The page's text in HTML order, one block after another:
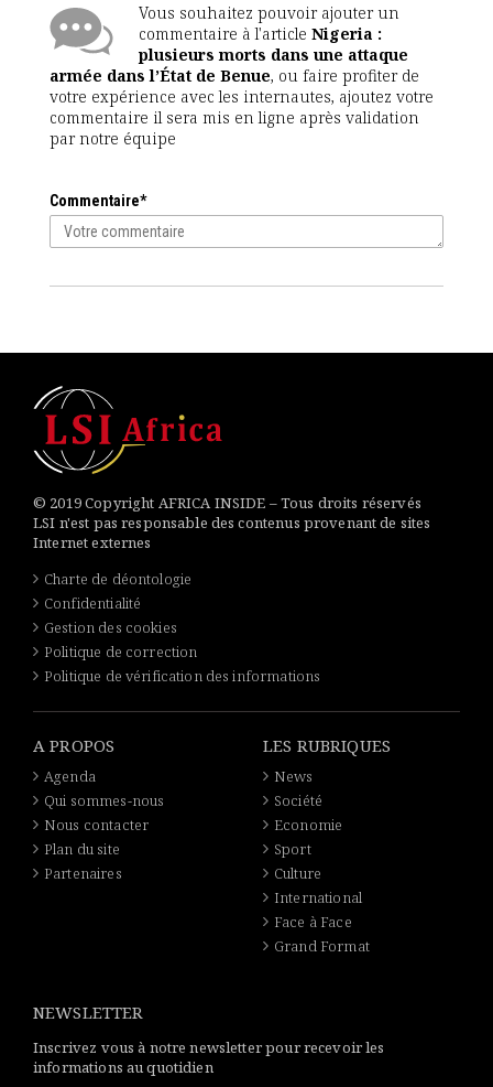
Vous souhaitez pouvoir ajouter un
commentaire à l'article Nigeria :
plusieurs morts dans une attaque
armée dans l’État de Benue, ou faire profiter de
votre expérience avec les internautes, ajoutez votre
commentaire il sera mis en ligne après validation
par notre équipe
Commentaire*
© 2019 Copyright AFRICA INSIDE – Tous droits réservés
LSI n'est pas responsable des contenus provenant de sites
Internet externes
Charte de déontologie
Confidentialité
Gestion des cookies
Politique de correction
Politique de vérification des informations
A PROPOS
Agenda
Qui sommes-nous
Nous contacter
Plan du site
Partenaires
LES RUBRIQUES
News
Société
Economie
Sport
Culture
International
Face à Face
Grand Format
NEWSLETTER
Inscrivez vous à notre newsletter pour recevoir les
informations au quotidien